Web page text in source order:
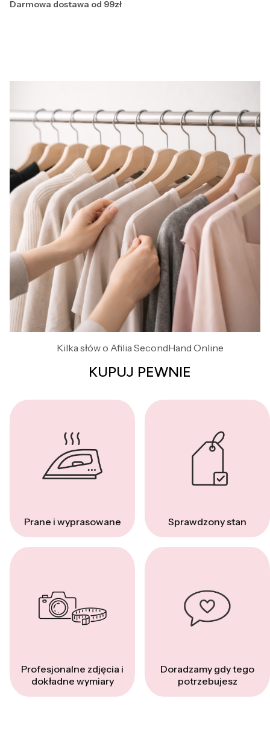
Darmowa dostawa od 99zł
Kilka słów o Afilia SecondHand Online
KUPUJ PEWNIE
Prane i wyprasowane Sprawdzony stan
Profesjonalne zdjęcia i
dokładne wymiary
Doradzamy gdy tego
potrzebujesz